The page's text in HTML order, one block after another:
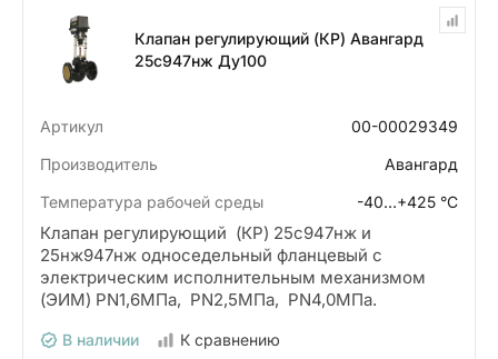
Клапан регулирующий (КР) Авангард
25с947нж Ду100
Артикул
00-00029349
Производитель
Авангард
Температура рабочей среды
-40…+425 °С
Клапан регулирующий (КР) 25с947нж и
25нж947нж односедельный фланцевый с
электрическим исполнительным механизмом
(ЭИМ) PN1,6МПа, PN2,5МПа, PN4,0МПа.
В наличии К сравнению